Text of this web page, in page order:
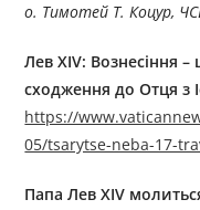
о. Тимотей Т. Коцур,
Лев XIV: Вознесіння
сходження до Отця з
https://
05/tsarytse-neba-17-
Папа Лев XIV